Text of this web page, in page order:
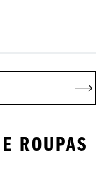
ROUPAS